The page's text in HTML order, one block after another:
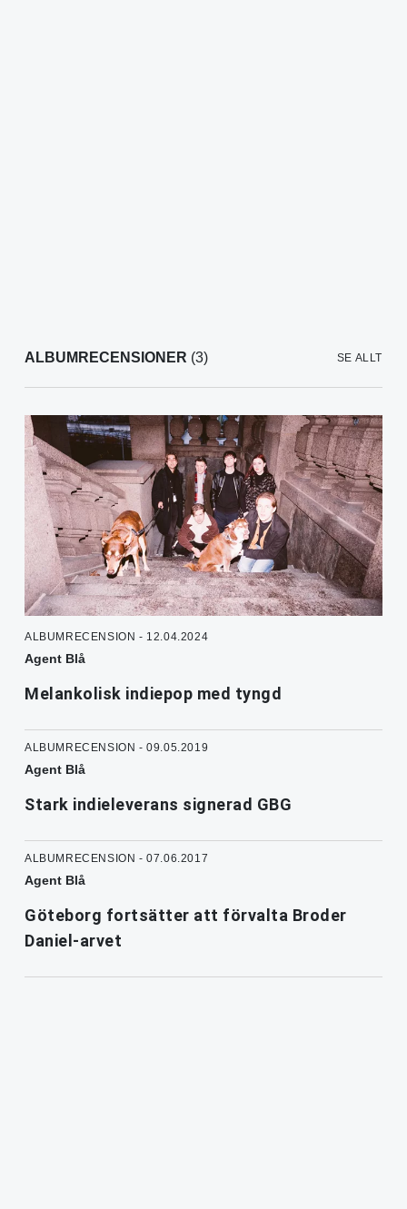
ALBUMRECENSIONER (3) SE ALLT
ALBUMRECENSION - 12.04.2024
Agent Blå
Melankolisk indiepop med tyngd
ALBUMRECENSION - 09.05.2019
Agent Blå
Stark indieleverans signerad GBG
ALBUMRECENSION - 07.06.2017
Agent Blå
Göteborg fortsätter att förvalta Broder
Daniel-arvet